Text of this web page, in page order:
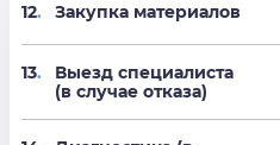
12. Закупка материалов
13.
Выезд специалиста
(в случае отказа)